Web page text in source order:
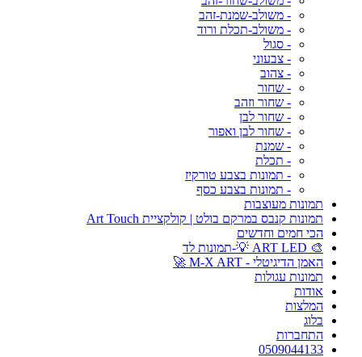
- משולב-שמנת-זהב
- משולב-תכלת ורוד
- סגול
- צבעוני
- צהוב
- שחור
- שחור וזהב
- שחור לבן
- שחור לבן ואפור
- שמנת
- תכלת
- תמונות בצבע טורקיז
- תמונות בצבע כסף
תמונות מעוצבות
תמונות קנבס במרקם בולט | קולקציית Art Touch
הכי חמים וחדשים
🎨 ART LED 💡-תמונות לד
האמן הדיגיטלי - M-X ART 🚀
תמונות עגולות
אודות
המלצות
בלוג
התחברות
0509044133